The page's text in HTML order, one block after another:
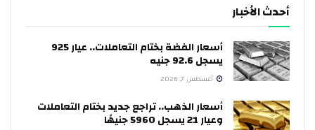
أحدث الأخبار
أسعار الفضة بختام التعاملات.. عيار 925
يسجل 92.6 جنيه
أغسطس 7, 2026
أسعار الذهب.. تراجع جديد بختام التعاملات
وعيار 21 يسجل 5960 جنيهًا